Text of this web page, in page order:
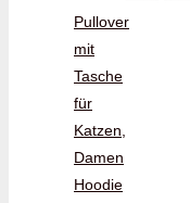
Pullover
mit
Tasche
für
Katzen,
Damen
Hoodie